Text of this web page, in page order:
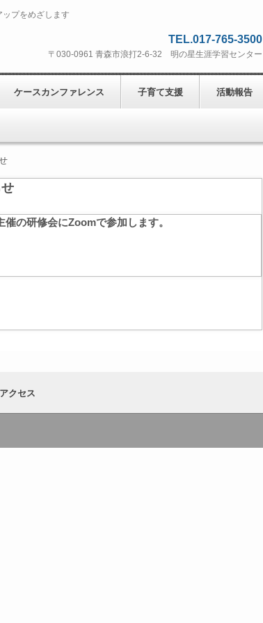
プをめざします
TEL.017-765-3500
〒030-0961 青森市浪打2-6-32 明の星生涯学習センター
ケースカンファレンス 子育て支援 活動報告
の研修会にZoomで参加します。
アクセス